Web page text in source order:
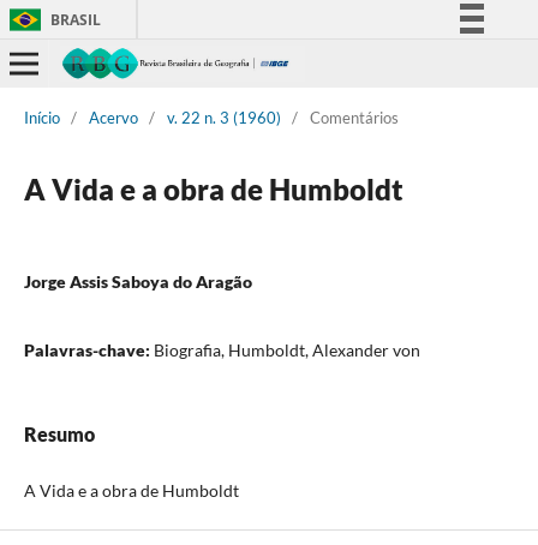
BRASIL
Participe
Legislação
Início / Acervo / v. 22 n. 3 (1960) / Comentários
A Vida e a obra de Humboldt
Jorge Assis Saboya do Aragão
Palavras-chave: Biografia, Humboldt, Alexander von
Resumo
A Vida e a obra de Humboldt